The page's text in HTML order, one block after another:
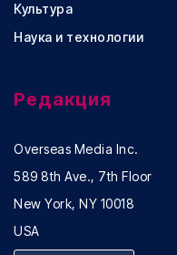
Культура
Наука и технологии
Редакция
Overseas Media Inc.
589 8th Ave., 7th Floor
New York, NY 10018
USA